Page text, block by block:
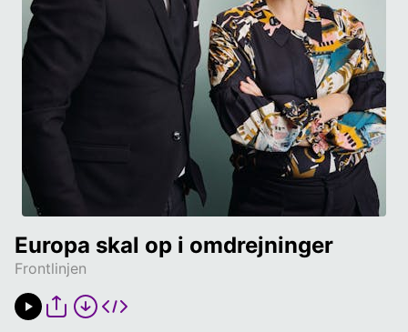
Frontlinjen
Europa skal op i omdrejninger